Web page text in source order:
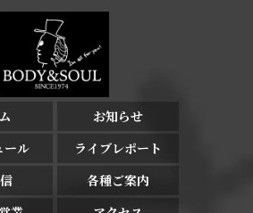
お知らせ
ール
ライブレポート
各種ご案内